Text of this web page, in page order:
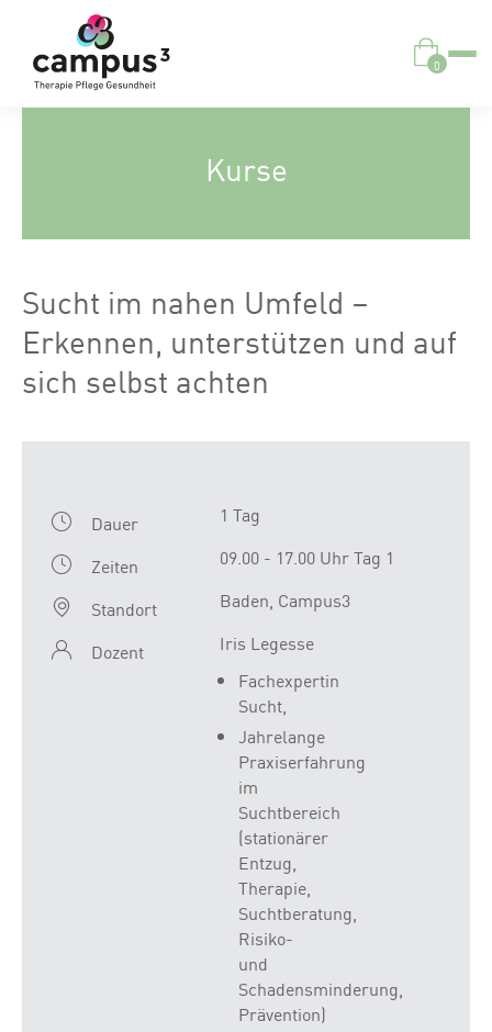
0
Kurse
Sucht im nahen Umfeld –
Erkennen, unterstützen und auf
sich selbst achten
Dauer
1 Tag
Zeiten
09.00 - 17.00 Uhr Tag 1
Standort
Baden, Campus3
Dozent
Iris Legesse
Fachexpertin
Sucht,
Jahrelange
Praxiserfahrung
im
Suchtbereich
(stationärer
Entzug,
Therapie,
Suchtberatung,
Risiko-
und
Schadensminderung,
Prävention)